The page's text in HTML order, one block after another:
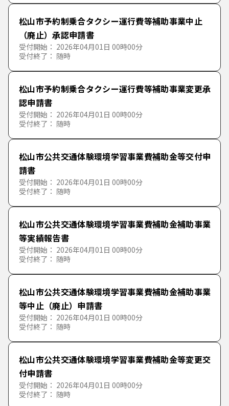
消防・救急・防災
ペット・動物
その他
介護保険
児童福祉
幼児教育・保育
生活福祉
文化
スポーツ
施設
表彰・後援
農林業
商工業
市政
情報公開・広報・広聴
入札・契約・資格
法定外公共物・行政財産
な に ぬ ね の
は行
は ひ
ま行
ま み む め も
や行
や
ら行
わ を ん
松山市予約制乗合タクシー運行費等補助事業中止
（廃止）承認申請書
受付開始： 2026年04月01日 00時00分
受付終了： 随時
松山市予約制乗合タクシー運行費等補助事業変更承
認申請書
受付開始： 2026年04月01日 00時00分
受付終了： 随時
松山市公共交通体験環境学習事業費補助金等交付申
請書
受付開始： 2026年04月01日 00時00分
受付終了： 随時
松山市公共交通体験環境学習事業費補助金補助事業
等実績報告書
受付開始： 2026年04月01日 00時00分
受付終了： 随時
松山市公共交通体験環境学習事業費補助金補助事業
等中止（廃止）申請書
受付開始： 2026年04月01日 00時00分
受付終了： 随時
松山市公共交通体験環境学習事業費補助金等変更交
付申請書
受付開始： 2026年04月01日 00時00分
受付終了： 随時